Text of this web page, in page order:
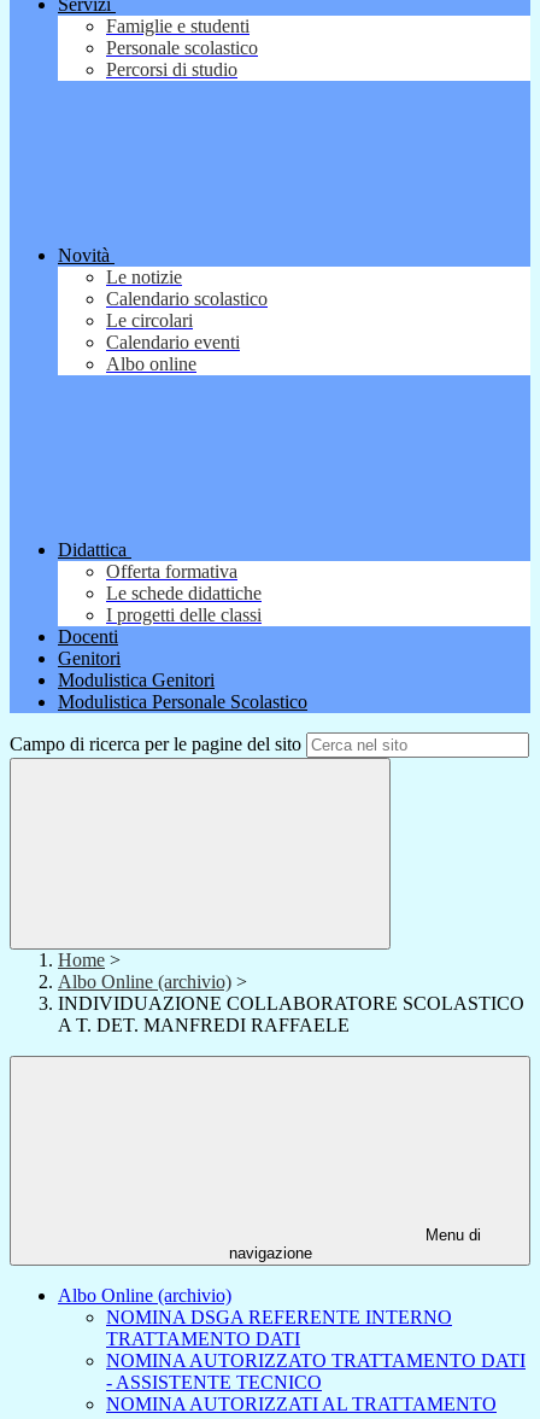
Servizi
Famiglie e studenti
Personale scolastico
Percorsi di studio
Novità
Le notizie
Calendario scolastico
Le circolari
Calendario eventi
Albo online
Didattica
Offerta formativa
Le schede didattiche
I progetti delle classi
Docenti
Genitori
Modulistica Genitori
Modulistica Personale Scolastico
Campo di ricerca per le pagine del sito
Home >
Albo Online (archivio) >
INDIVIDUAZIONE COLLABORATORE SCOLASTICO
A T. DET. MANFREDI RAFFAELE
Menu di
navigazione
Albo Online (archivio)
NOMINA DSGA REFERENTE INTERNO
TRATTAMENTO DATI
NOMINA AUTORIZZATO TRATTAMENTO DATI
- ASSISTENTE TECNICO
NOMINA AUTORIZZATI AL TRATTAMENTO